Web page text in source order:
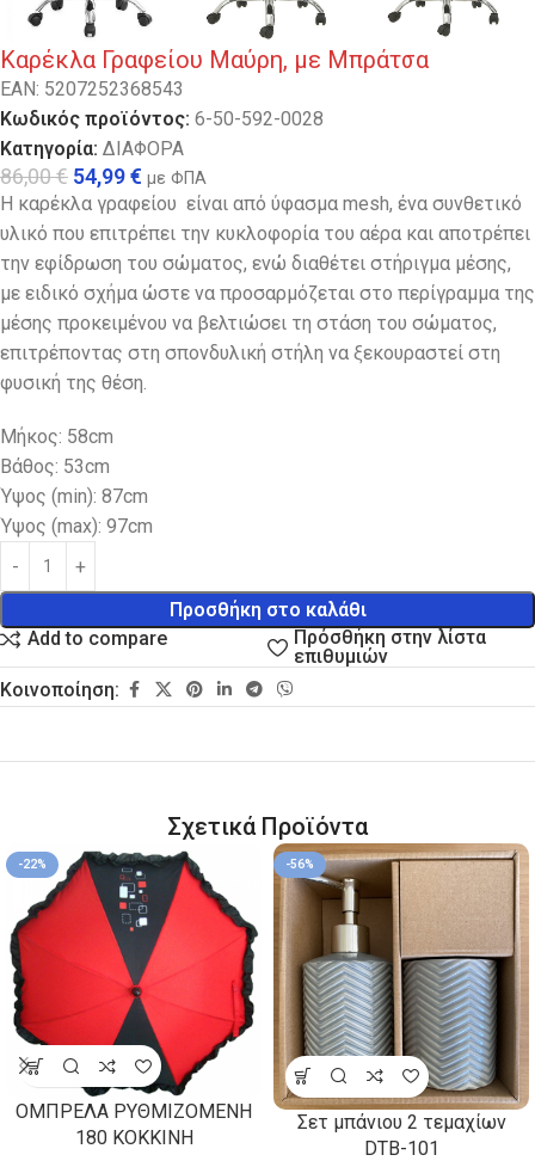
Καρέκλα Γραφείου Μαύρη, με Μπράτσα
EAN: 5207252368543
Κωδικός προϊόντος: 6-50-592-0028
Κατηγορία: ΔΙΑΦΟΡΑ
86,00€ 54,99€ με ΦΠΑ
Η καρέκλα γραφείου είναι από ύφασμα mesh, ένα συνθετικό
υλικό που επιτρέπει την κυκλοφορία του αέρα και αποτρέπει
την εφίδρωση του σώματος, ενώ διαθέτει στήριγμα μέσης,
με ειδικό σχήμα ώστε να προσαρμόζεται στο περίγραμμα της
μέσης προκειμένου να βελτιώσει τη στάση του σώματος,
επιτρέποντας στη σπονδυλική στήλη να ξεκουραστεί στη
φυσική της θέση.
Μήκος: 58cm
Βάθος: 53cm
Ύψος (min): 87cm
Ύψος (max): 97cm
Προσθήκη στο καλάθι
Add to compare
Πρόσθήκη στην λίστα
επιθυμιών
Κοινοποίηση:
Σχετικά Προϊόντα
-22%
ΟΜΠΡΕΛΑ ΡΥΘΜΙΖΟΜΕΝΗ
180 ΚΟΚΚΙΝΗ
-56%
Σετ μπάνιου 2 τεμαχίων
DTB-101